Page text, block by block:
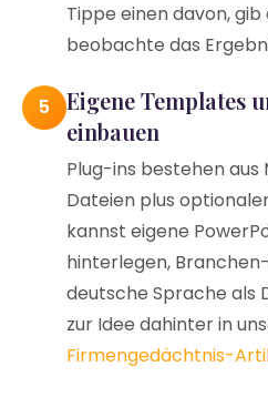
Tippe einen davon,
beobachte das
5
Eigene Templates
einbauen
Plug-ins bestehen
Dateien plus
kannst eigene
hinterlegen,
deutsche Sprache als
zur Idee dahinter in
Firmengedächtnis-